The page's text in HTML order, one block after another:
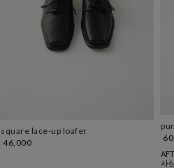
square lace-up loafer
46,000
사